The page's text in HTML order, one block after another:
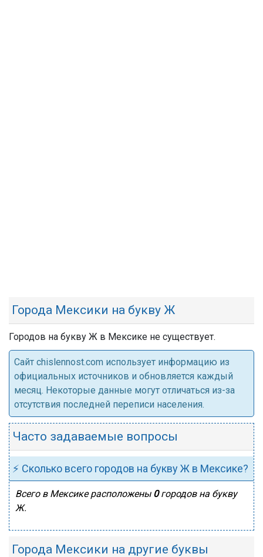
Города Мексики на букву Ж
Городов на букву Ж в Мексике не существует.
Cайт chislennost.com использует информацию из
официальных источников и обновляется каждый
месяц. Некоторые данные могут отличаться из-за
отсутствия последней переписи населения.
Часто задаваемые вопросы
⚡ Сколько всего городов на букву Ж в Мексике?
Всего в Мексике расположены 0городов на букву
Ж.
Города Мексики на другие буквы